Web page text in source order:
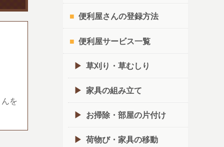
を
便利屋さんの登録方法
便利屋サービス一覧
草刈り・草むしり
家具の組み立て
お掃除・部屋の片付け
荷物び・家具の移動